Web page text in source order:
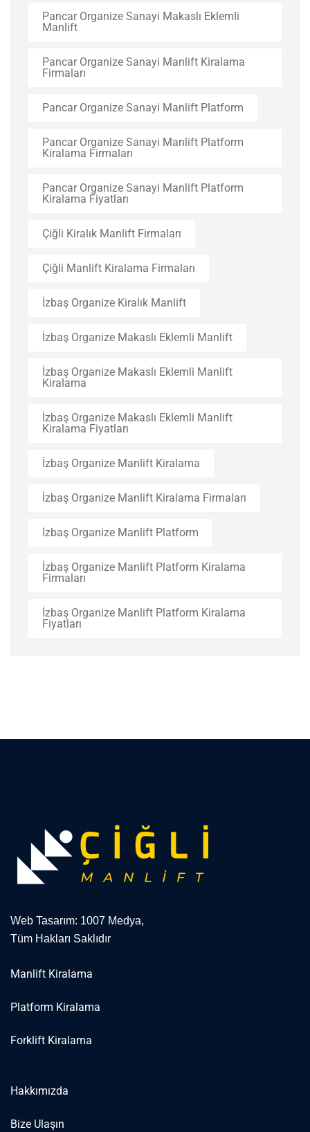
Pancar Organize Sanayi Makaslı Eklemli
Manlift
Pancar Organize Sanayi Manlift Kiralama
Firmaları
Pancar Organize Sanayi Manlift Platform
Pancar Organize Sanayi Manlift Platform
Kiralama Firmaları
Pancar Organize Sanayi Manlift Platform
Kiralama Fiyatları
Çiğli Kiralık Manlift Firmaları
Çiğli Manlift Kiralama Firmaları
İzbaş Organize Kiralık Manlift
İzbaş Organize Makaslı Eklemli Manlift
İzbaş Organize Makaslı Eklemli Manlift
Kiralama
İzbaş Organize Makaslı Eklemli Manlift
Kiralama Fiyatları
İzbaş Organize Manlift Kiralama
İzbaş Organize Manlift Kiralama Firmaları
İzbaş Organize Manlift Platform
İzbaş Organize Manlift Platform Kiralama
Firmaları
İzbaş Organize Manlift Platform Kiralama
Fiyatları
Web Tasarım: 1007 Medya,
Tüm Hakları Saklıdır
Manlift Kiralama
Platform Kiralama
Forklift Kiralama
Hakkımızda
Bize Ulaşın